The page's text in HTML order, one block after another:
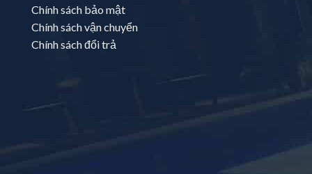
Chính sách bảo mật
Chính sách vận chuyển
Chính sách đổi trả